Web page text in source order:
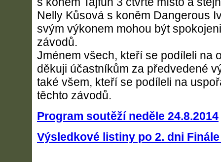
Nelly Kůsová s koněm Dangerous
svým výkonem mohou být
závodů.
Jménem všech, kteří se podíleli na
děkuji účastníkům za předvedené
také všem, kteří se podíleli na
těchto závodů.
Program soutěží neděle 24.8.2014
Výsledkové listiny po 2. dni Finále